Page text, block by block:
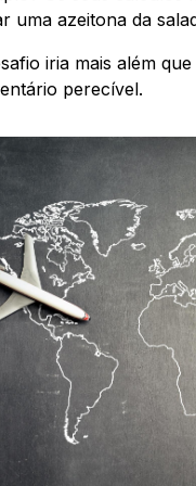
uma azeitona da
iria mais além
perecível.